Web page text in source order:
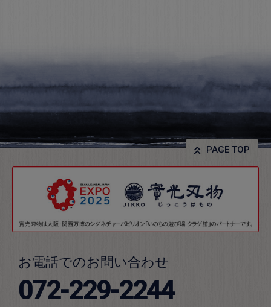
PAGE TOP
お電話でのお問い合わせ
072-229-2244